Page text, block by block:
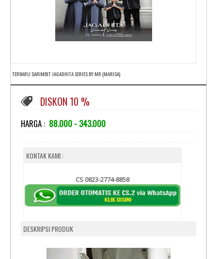
TERBARU SARIMBIT JAGADHITA SERIES BY MR (MARISA)
DISKON 10 %
HARGA : 88.000 - 343.000
KONTAK KAMI :
CS 0823-2774-8858
DESKRIPSI PRODUK